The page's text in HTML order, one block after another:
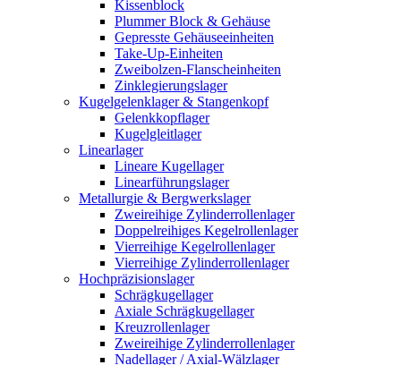
Kissenblock
Plummer Block & Gehäuse
Gepresste Gehäuseeinheiten
Take-Up-Einheiten
Zweibolzen-Flanscheinheiten
Zinklegierungslager
Kugelgelenklager & Stangenkopf
Gelenkkopflager
Kugelgleitlager
Linearlager
Lineare Kugellager
Linearführungslager
Metallurgie & Bergwerkslager
Zweireihige Zylinderrollenlager
Doppelreihiges Kegelrollenlager
Vierreihige Kegelrollenlager
Vierreihige Zylinderrollenlager
Hochpräzisionslager
Schrägkugellager
Axiale Schrägkugellager
Kreuzrollenlager
Zweireihige Zylinderrollenlager
Nadellager / Axial-Wälzlager